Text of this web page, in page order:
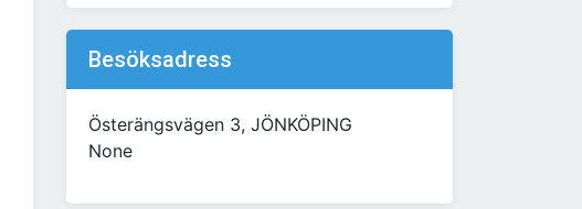
Besöksadress
Österängsvägen 3, JÖNKÖPING
None